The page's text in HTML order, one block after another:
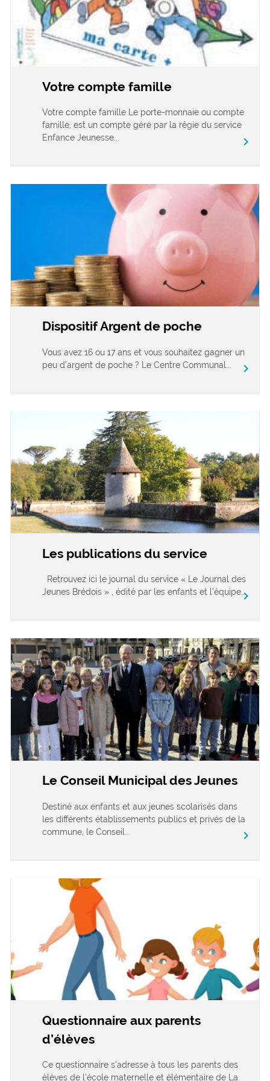
Votre compte famille
Votre compte famille Le porte-monnaie ou compte
famille, est un compte géré par la régie du service
Enfance Jeunesse...
chevron_right
Dispositif Argent de poche
Vous avez 16 ou 17 ans et vous souhaitez gagner un
peu d’argent de poche ? Le Centre Communal...
chevron_right
Les publications du service
Retrouvez ici le journal du service « Le Journal des
Jeunes Brédois » , édité par les enfants et l’équipe...
chevron_right
Le Conseil Municipal des Jeunes
Destiné aux enfants et aux jeunes scolarisés dans
les différents établissements publics et privés de la
commune, le Conseil...
chevron_right
Questionnaire aux parents
d’élèves
Ce questionnaire s’adresse à tous les parents des
élèves de l’école maternelle et élémentaire de La